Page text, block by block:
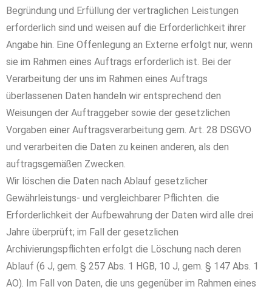
Begründung und Erfüllung der vertraglichen Leistungen
erforderlich sind und weisen auf die Erforderlichkeit ihrer
Angabe hin. Eine Offenlegung an Externe erfolgt nur, wenn
sie im Rahmen eines Auftrags erforderlich ist. Bei der
Verarbeitung der uns im Rahmen eines Auftrags
überlassenen Daten handeln wir entsprechend den
Weisungen der Auftraggeber sowie der gesetzlichen
Vorgaben einer Auftragsverarbeitung gem. Art. 28 DSGVO
und verarbeiten die Daten zu keinen anderen, als den
auftragsgemäßen Zwecken.
Wir löschen die Daten nach Ablauf gesetzlicher
Gewährleistungs- und vergleichbarer Pflichten. die
Erforderlichkeit der Aufbewahrung der Daten wird alle drei
Jahre überprüft; im Fall der gesetzlichen
Archivierungspflichten erfolgt die Löschung nach deren
Ablauf (6 J, gem. § 257 Abs. 1 HGB, 10 J, gem. § 147 Abs. 1
AO). Im Fall von Daten, die uns gegenüber im Rahmen eines